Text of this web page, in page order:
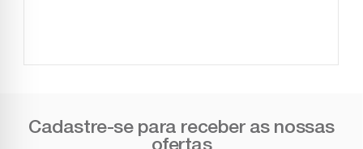
Cadastre-se para receber as nossas